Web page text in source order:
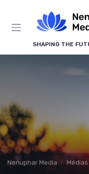
SHAPING THE
Nenuphar Media